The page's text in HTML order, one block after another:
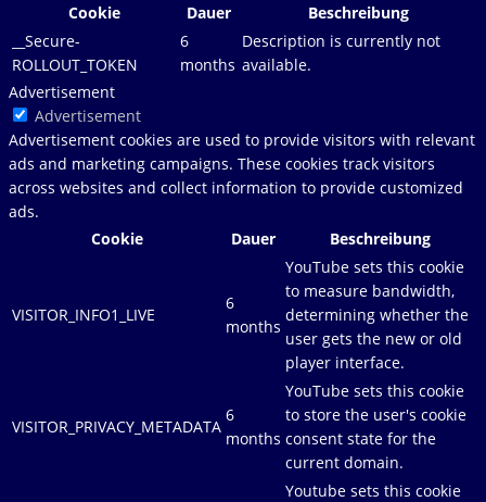
Cookie
Dauer
Beschreibung
__Secure-
ROLLOUT_TOKEN
6
months
Description is currently not
available.
Advertisement
Advertisement
Advertisement cookies are used to provide visitors with relevant
ads and marketing campaigns. These cookies track visitors
across websites and collect information to provide customized
ads.
Cookie
Dauer Beschreibung
VISITOR_INFO1_LIVE
6
months
YouTube sets this cookie
to measure bandwidth,
determining whether the
user gets the new or old
player interface.
VISITOR_PRIVACY_METADATA
6
months
YouTube sets this cookie
to store the user's cookie
consent state for the
current domain.
Youtube sets this cookie